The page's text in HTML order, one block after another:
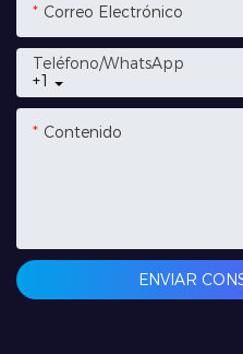
Correo Electrónico
+1
Teléfono/WhatsApp
Contenido
ENVIAR